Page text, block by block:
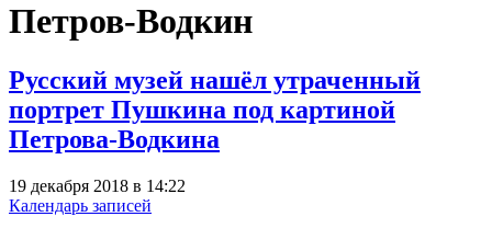
Петров-Водкин
Русский музей нашёл утраченный
портрет Пушкина под картиной
Петрова-Водкина
19 декабря 2018 в 14:22
Календарь записей